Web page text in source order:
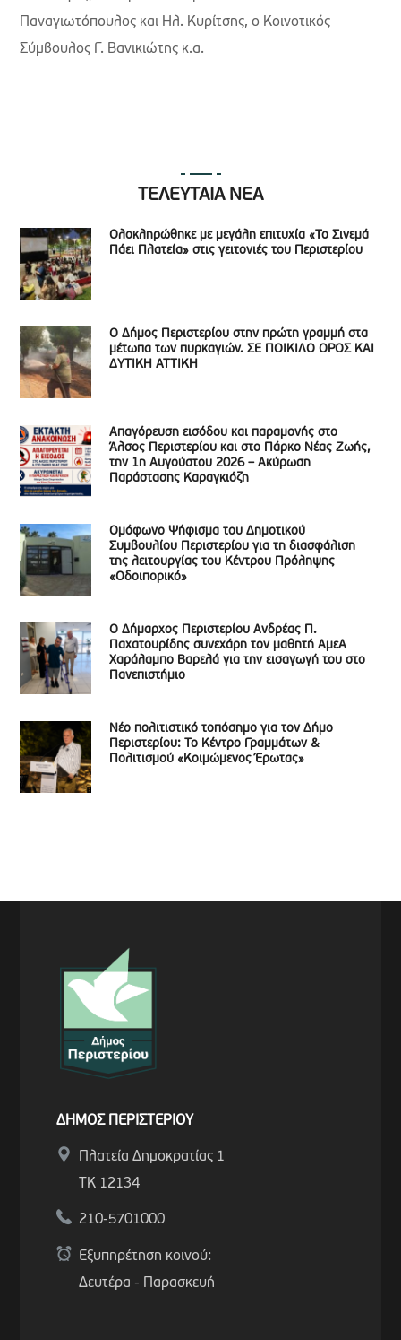
Παναγιωτόπουλος και Ηλ. Κυρίτσης, ο Κοινοτικός
Σύμβουλος Γ. Βανικιώτης κ.α.
ΤΕΛΕΥΤΑΙΑ ΝΕΑ
Ολοκληρώθηκε με μεγάλη επιτυχία «Το Σινεμά
Πάει Πλατεία» στις γειτονιές του Περιστερίου
Ο Δήμος Περιστερίου στην πρώτη γραμμή στα
μέτωπα των πυρκαγιών. ΣΕ ΠΟΙΚΙΛΟ ΟΡΟΣ ΚΑΙ
ΔΥΤΙΚΗ ΑΤΤΙΚΗ
Απαγόρευση εισόδου και παραμονής στο
Άλσος Περιστερίου και στο Πάρκο Νέας Ζωής,
την 1η Αυγούστου 2026 – Ακύρωση
Παράστασης Καραγκιόζη
Ομόφωνο Ψήφισμα του Δημοτικού
Συμβουλίου Περιστερίου για τη διασφάλιση
της λειτουργίας του Κέντρου Πρόληψης
«Οδοιπορικό»
Ο Δήμαρχος Περιστερίου Ανδρέας Π.
Παχατουρίδης συνεχάρη τον μαθητή ΑμεΑ
Χαράλαμπο Βαρελά για την εισαγωγή του στο
Πανεπιστήμιο
Νέο πολιτιστικό τοπόσημο για τον Δήμο
Περιστερίου: Το Κέντρο Γραμμάτων &
Πολιτισμού «Κοιμώμενος Έρωτας»
ΔΗΜΟΣ ΠΕΡΙΣΤΕΡΙΟΥ
Πλατεία Δημοκρατίας 1
ΤΚ 12134
210-5701000
Εξυπηρέτηση κοινού:
Δευτέρα - Παρασκευή